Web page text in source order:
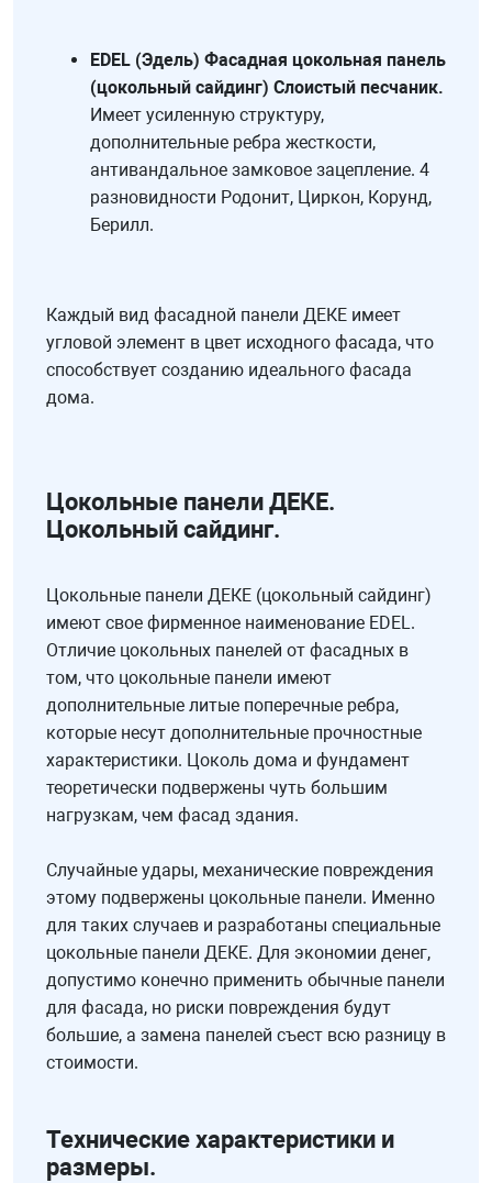
EDEL (Эдель) Фасадная цокольная панель
(цокольный сайдинг) Слоистый песчаник.
Имеет усиленную структуру,
дополнительные ребра жесткости,
антивандальное замковое зацепление. 4
разновидности Родонит, Циркон, Корунд,
Берилл.
Каждый вид фасадной панели ДЕКЕ имеет
угловой элемент в цвет исходного фасада, что
способствует созданию идеального фасада
дома.
Цокольные панели ДЕКЕ.
Цокольный сайдинг.
Цокольные панели ДЕКЕ (цокольный сайдинг)
имеют свое фирменное наименование EDEL.
Отличие цокольных панелей от фасадных в
том, что цокольные панели имеют
дополнительные литые поперечные ребра,
которые несут дополнительные прочностные
характеристики. Цоколь дома и фундамент
теоретически подвержены чуть большим
нагрузкам, чем фасад здания.
Случайные удары, механические повреждения
этому подвержены цокольные панели. Именно
для таких случаев и разработаны специальные
цокольные панели ДЕКЕ. Для экономии денег,
допустимо конечно применить обычные панели
для фасада, но риски повреждения будут
большие, а замена панелей съест всю разницу в
стоимости.
Технические характеристики и
размеры.